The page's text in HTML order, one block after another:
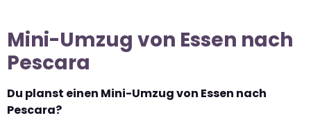
Mini-Umzug von Essen nach
Pescara
Du planst einen Mini-Umzug von Essen nach
Pescara?